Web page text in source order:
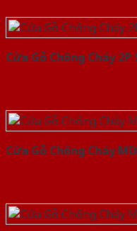
Cửa Gỗ Chống Cháy
Cửa Gỗ Chống Cháy